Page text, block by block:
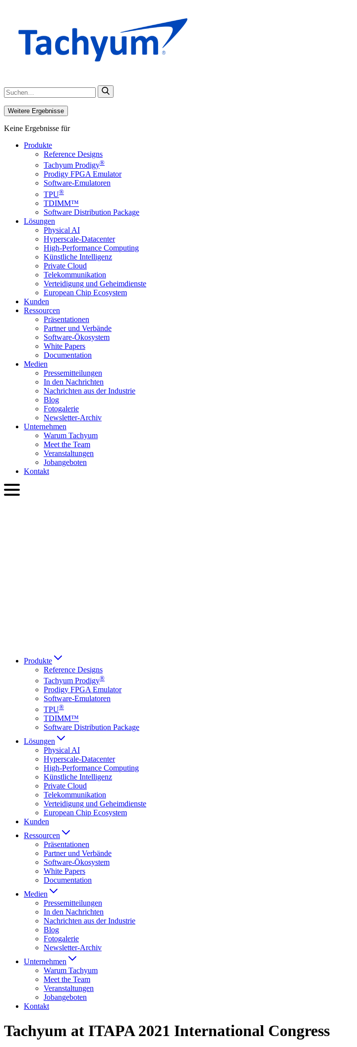
Weitere Ergebnisse
Keine Ergebnisse für
Produkte
Reference Designs
Tachyum Prodigy®
Prodigy FPGA Emulator
Software-Emulatoren
TPU®
TDIMM™
Software Distribution Package
Lösungen
Physical AI
Hyperscale-Datacenter
High-Performance Computing
Künstliche Intelligenz
Private Cloud
Telekommunikation
Verteidigung und Geheimdienste
European Chip Ecosystem
Kunden
Ressourcen
Präsentationen
Partner und Verbände
Software-Ökosystem
White Papers
Documentation
Medien
Presse­mitteilungen
In den Nachrichten
Nachrichten aus der Industrie
Blog
Fotogalerie
Newsletter-Archiv
Unternehmen
Warum Tachyum
Meet the Team
Veranstaltungen
Jobangeboten
Kontakt
Produkte
Reference Designs
Tachyum Prodigy®
Prodigy FPGA Emulator
Software-Emulatoren
TPU®
TDIMM™
Software Distribution Package
Lösungen
Physical AI
Hyperscale-Datacenter
High-Performance Computing
Künstliche Intelligenz
Private Cloud
Telekommunikation
Verteidigung und Geheimdienste
European Chip Ecosystem
Kunden
Ressourcen
Präsentationen
Partner und Verbände
Software-Ökosystem
White Papers
Documentation
Medien
Presse­mitteilungen
In den Nachrichten
Nachrichten aus der Industrie
Blog
Fotogalerie
Newsletter-Archiv
Unternehmen
Warum Tachyum
Meet the Team
Veranstaltungen
Jobangeboten
Kontakt
Tachyum at ITAPA 2021 International Congress